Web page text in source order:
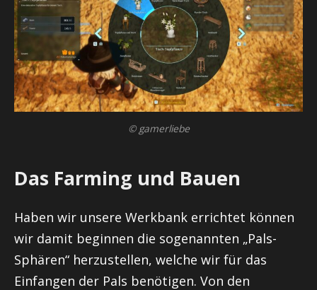
© gamerliebe
Das Farming und Bauen
Haben wir unsere Werkbank errichtet können
wir damit beginnen die sogenannten „Pals-
Sphären“ herzustellen, welche wir für das
Einfangen der Pals benötigen. Von den